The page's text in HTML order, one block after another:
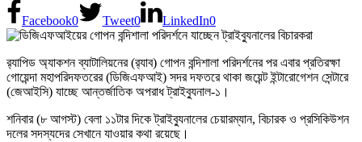
Facebook0 Tweet0 LinkedIn0
র‍্যাপিড অ্যাকশন ব্যাটালিয়নের (র‍্যাব) গোপন বন্দিশালা পরিদর্শনের পর এবার প্রতিরক্ষা
গোয়েন্দা মহাপরিদফতরের (ডিজিএফআই) সদর দফতরে থাকা জয়েন্ট ইন্টারোগেশন সেন্টারে
(জেআইসি) যাচ্ছে আন্তর্জাতিক অপরাধ ট্রাইব্যুনাল-১।
শনিবার (৮ আগস্ট) বেলা ১১টার দিকে ট্রাইব্যুনালের চেয়ারম্যান, বিচারক ও প্রসিকিউশন
দলের সদস্যদের সেখানে যাওয়ার কথা রয়েছে।